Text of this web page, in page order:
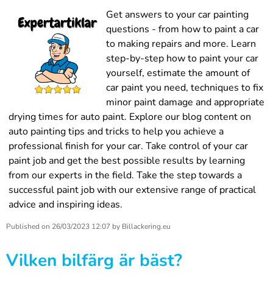
Get answers to your car painting
questions - from how to paint a car
to making repairs and more. Learn
step-by-step how to paint your car
yourself, estimate the amount of
car paint you need, techniques to fix
minor paint damage and appropriate
drying times for auto paint. Explore our blog content on
auto painting tips and tricks to help you achieve a
professional finish for your car. Take control of your car
paint job and get the best possible results by learning
from our experts in the field. Take the step towards a
successful paint job with our extensive range of practical
advice and inspiring ideas.
Published on 26/03/2023 12:07 by Billackering.eu
Vilken bilfärg är bäst?